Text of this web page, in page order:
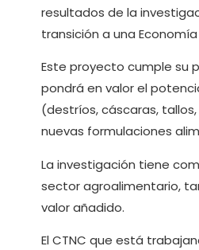
resultados de la
transición a una Economía
Este proyecto cumple su
pondrá en valor el
(destríos, cáscaras,
nuevas formulaciones
La investigación tiene
sector agroalimentario,
valor añadido.
El CTNC que está